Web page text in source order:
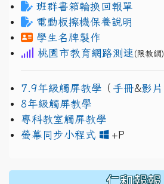
班群書箱輪換回報單
電動板擦機保養說明
學生名牌製作
桃園市教育網路測速 (限教網)
7.9年級觸屏教學 （ 手冊&影片
8年級觸屏教學
專科教室觸屏教學
螢幕同步小程式
+P